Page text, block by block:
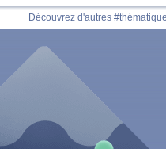
Découvrez d'autres